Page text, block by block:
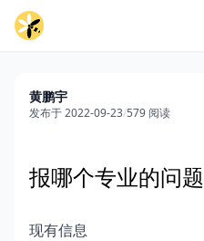
黄鹏宇
发布于 2022-09-23/579 阅读
报哪个专业的问题
现有信息